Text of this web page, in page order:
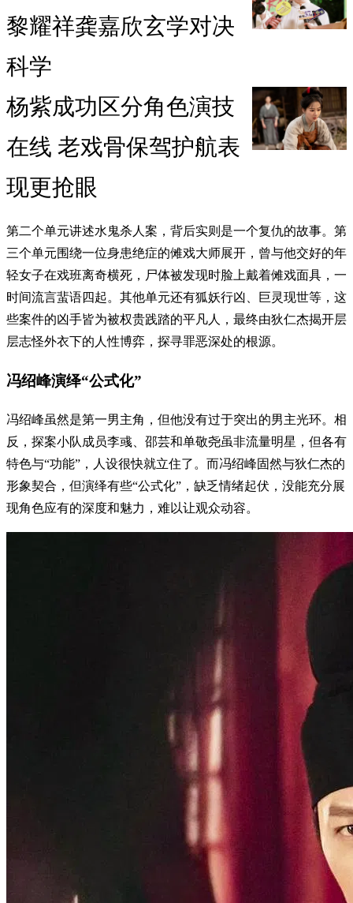
黎耀祥龚嘉欣玄学对决
科学
杨紫成功区分角色演技
在线 老戏骨保驾护航表
现更抢眼
第二个单元讲述水鬼杀人案，背后实则是一个复仇的故事。第
三个单元围绕一位身患绝症的傩戏大师展开，曾与他交好的年
轻女子在戏班离奇横死，尸体被发现时脸上戴着傩戏面具，一
时间流言蜚语四起。其他单元还有狐妖行凶、巨灵现世等，这
些案件的凶手皆为被权贵践踏的平凡人，最终由狄仁杰揭开层
层志怪外衣下的人性博弈，探寻罪恶深处的根源。
冯绍峰演绎“公式化”
冯绍峰虽然是第一男主角，但他没有过于突出的男主光环。相
反，探案小队成员李彧、邵芸和单敬尧虽非流量明星，但各有
特色与“功能”，人设很快就立住了。而冯绍峰固然与狄仁杰的
形象契合，但演绎有些“公式化”，缺乏情绪起伏，没能充分展
现角色应有的深度和魅力，难以让观众动容。